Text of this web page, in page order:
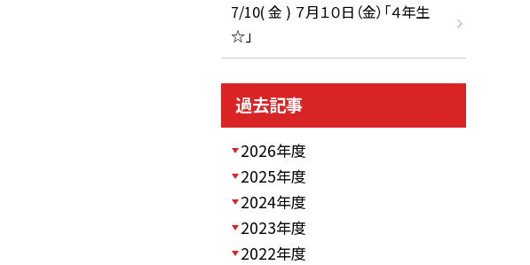
7/10( 金 ) ７月１０日（金）「４年生
☆」
過去記事
2026年度
2025年度
2024年度
2023年度
2022年度